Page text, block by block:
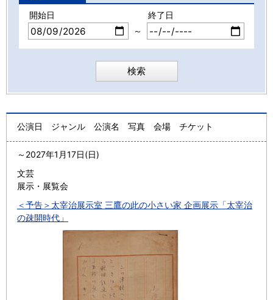
開始日
～
終了日
公演日 ジャンル 公演名 写真 会場 チケット
～ 2027年1月17日(日)
文芸
展示・展覧会
＜予告＞太宰治展示室 三鷹の此の小さい家 企画展示「太宰治
の疎開時代」